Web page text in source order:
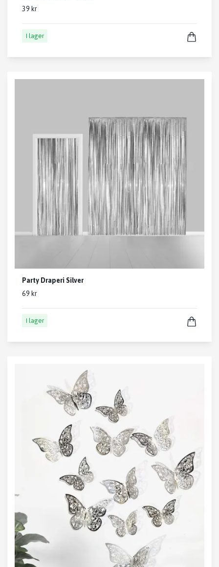
39 kr
I lager
Party Draperi Silver
69 kr
I lager